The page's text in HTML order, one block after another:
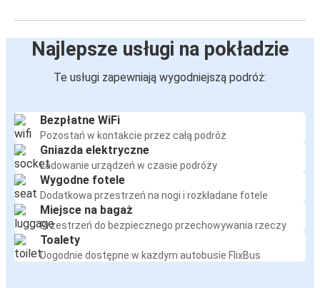
Najlepsze usługi na pokładzie
Te usługi zapewniają wygodniejszą podróż:
Bezpłatne WiFi
Pozostań w kontakcie przez całą podróż
Gniazda elektryczne
Ładowanie urządzeń w czasie podróży
Wygodne fotele
Dodatkowa przestrzeń na nogi i rozkładane fotele
Miejsce na bagaż
Przestrzeń do bezpiecznego przechowywania rzeczy
Toalety
Dogodnie dostępne w każdym autobusie FlixBus